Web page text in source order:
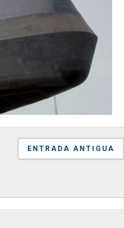
ENTRADA ANTIGUA